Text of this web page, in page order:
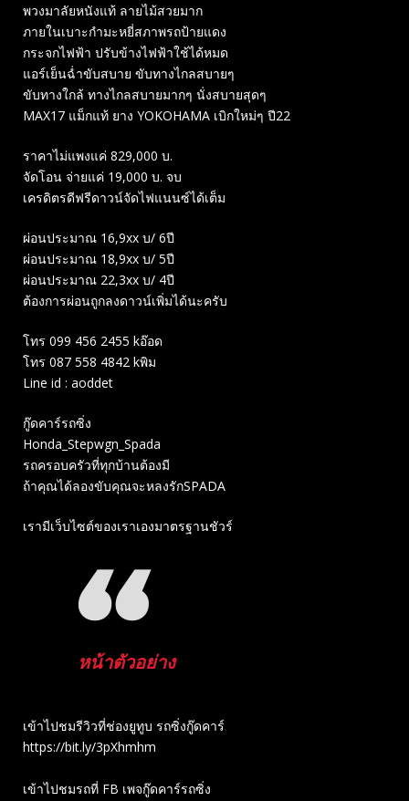
พวงมาลัยหนังแท้ ลายไม้สวยมาก
ภายในเบาะกำมะหยี่สภาพรถป้ายแดง
กระจกไฟฟ้า ปรับข้างไฟฟ้าใช้ได้หมด
แอร์เย็นฉ่ำขับสบาย ขับทางไกลสบายๆ
ขับทางใกล้ ทางไกลสบายมากๆ นั่งสบายสุดๆ
MAX17 แม็กแท้ ยาง YOKOHAMA เบิกใหม่ๆ ปี22
ราคาไม่แพงแค่ 829,000 บ.
จัดโอน จ่ายแค่ 19,000 บ. จบ
เครดิตรดีฟรีดาวน์จัดไฟแนนซ์ได้เต็ม
ผ่อนประมาณ 16,9xx บ/ 6ปี
ผ่อนประมาณ 18,9xx บ/ 5ปี
ผ่อนประมาณ 22,3xx บ/ 4ปี
ต้องการผ่อนถูกลงดาวน์เพิ่มได้นะครับ
โทร 099 456 2455 kอ๊อด
โทร 087 558 4842 kพิม
Line id : aoddet
กู๊ดคาร์รถซิ่ง
Honda_Stepwgn_Spada
รถครอบครัวที่ทุกบ้านต้องมี
ถ้าคุณได้ลองขับคุณจะหลงรักSPADA
เรามีเว็บไซต์ของเราเองมาตรฐานชัวร์
หน้าตัวอย่าง
เข้าไปชมรีวิวที่ช่องยู​ทูบ​ รถซิ่งกู๊ดคาร์
https://bit.ly/3pXhmhm​
เข้าไปชมรถที่ FB เพจกู๊ดคาร์รถซิ่ง